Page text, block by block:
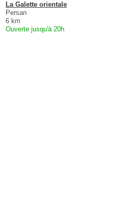
La Galette orientale
Persan
6 km
Ouverte jusqu'à 20h